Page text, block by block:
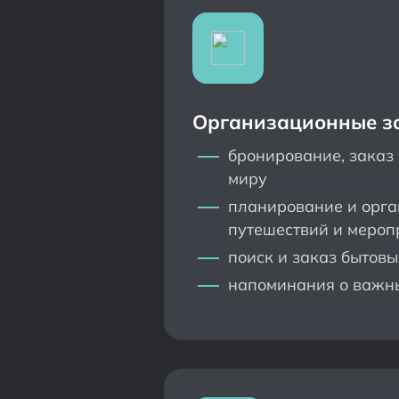
Организационные
бронирование,
миру
планирование и
путешествий и
поиск и заказ
напоминания о